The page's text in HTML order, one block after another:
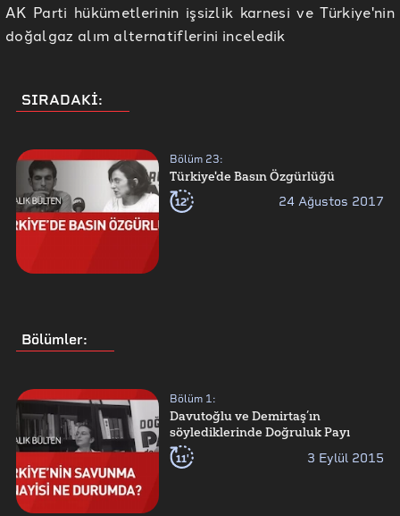
AK Parti hükümetlerinin işsizlik karnesi ve Türkiye'nin
doğalgaz alım alternatiflerini inceledik
SIRADAKİ:
Bölüm 23:
Türkiye'de Basın Özgürlüğü
12' 24 Ağustos 2017
Bölümler:
Bölüm 1:
Davutoğlu ve Demirtaş’ın
söylediklerinde Doğruluk Payı
11' 3 Eylül 2015